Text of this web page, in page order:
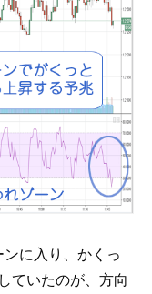
に入り、かくっ
ていたのが、方向